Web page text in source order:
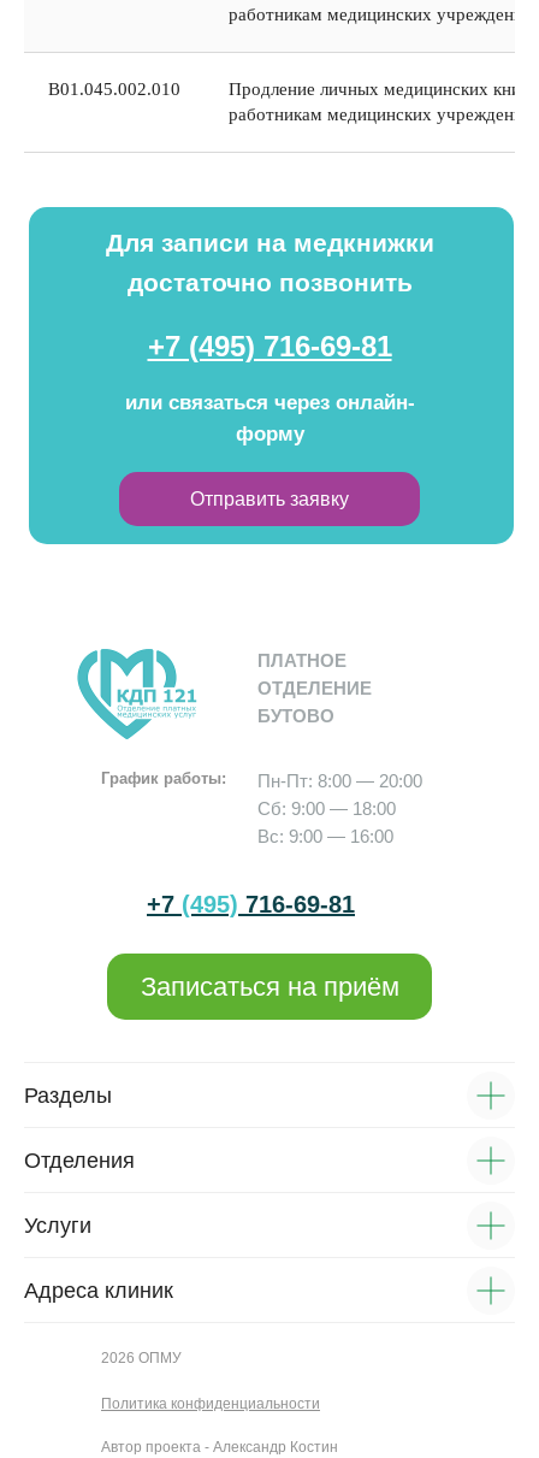
работникам медицинских учреждений
В01.045.002.010
Продление личных медицинских
работникам медицинских учреждений
Для записи на медкнижки
достаточно позвонить
или связаться через онлайн-
форму
Отправить заявку
+7 (4 95) 716-69-81
График работы:
ПЛАТНОЕ
ОТДЕЛЕНИЕ
БУТОВО
Пн-Пт: 8:00 — 20:00
Сб: 9:00 — 18:00
Вс: 9:00 — 16:00
+7 (495) 716-69-81
Записаться на приём
Разделы
Отделения
Услуги
Адреса клиник
2026 ОПМУ
Политика конфиденциальности
Автор проекта - Александр Костин
ПРОКОНСУЛЬТИРОВАТЬСЯ СО СПЕЦИАЛИСТОМ